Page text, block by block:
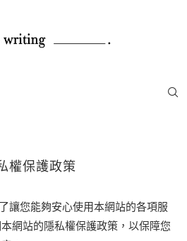
權保護政策
讓您能夠安心使用本網站的各項服
網站的隱私權保護政策，以保障您